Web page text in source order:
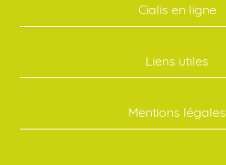
Cialis en ligne
Liens utiles
Mentions légales